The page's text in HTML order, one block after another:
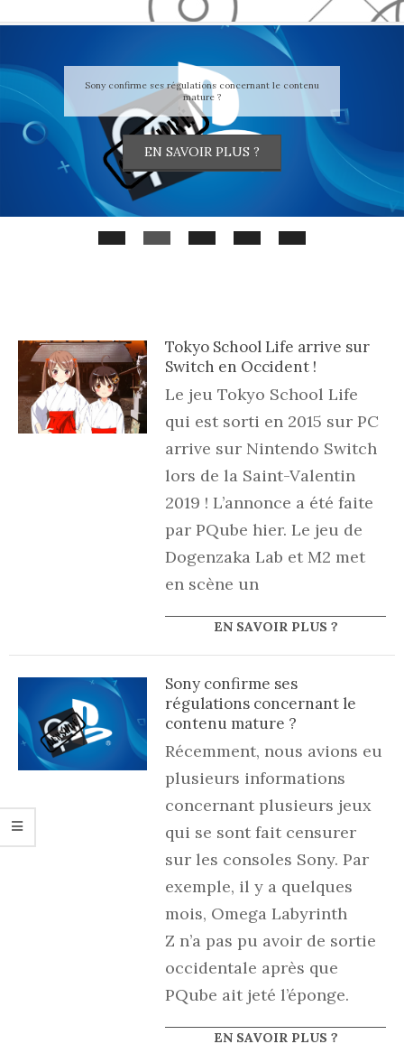
Navigation
Menu
Sony confirme ses régulations concernant le contenu
mature ?
EN SAVOIR PLUS ?
Tokyo School Life arrive sur
Switch en Occident !
Le jeu Tokyo School Life
qui est sorti en 2015 sur PC
arrive sur Nintendo Switch
lors de la Saint-Valentin
2019 ! L’annonce a été faite
par PQube hier. Le jeu de
Dogenzaka Lab et M2 met
en scène un
EN SAVOIR PLUS ?
Sony confirme ses
régulations concernant le
contenu mature ?
Récemment, nous avions eu
plusieurs informations
concernant plusieurs jeux
qui se sont fait censurer
sur les consoles Sony. Par
exemple, il y a quelques
mois, Omega Labyrinth
Z n’a pas pu avoir de sortie
occidentale après que
PQube ait jeté l’éponge.
EN SAVOIR PLUS ?